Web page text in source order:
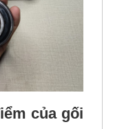
của gối